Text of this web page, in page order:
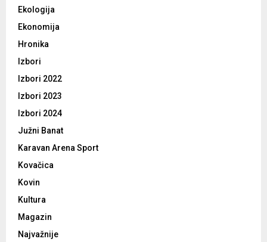
Ekologija
Ekonomija
Hronika
Izbori
Izbori 2022
Izbori 2023
Izbori 2024
Južni Banat
Karavan Arena Sport
Kovačica
Kovin
Kultura
Magazin
Najvažnije